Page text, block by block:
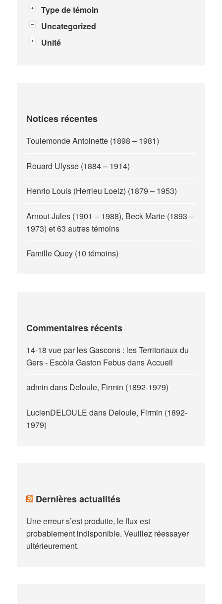
Type de témoin
Uncategorized
Unité
Notices récentes
Toulemonde Antoinette (1898 – 1981)
Rouard Ulysse (1884 – 1914)
Henrio Louis (Herrieu Loeiz) (1879 – 1953)
Arnout Jules (1901 – 1988), Beck Marie (1893 –
1973) et 63 autres témoins
Famille Quey (10 témoins)
Commentaires récents
14-18 vue par les Gascons : les Territoriaux du
Gers - Escòla Gaston FebusdansAccueil
admin dans Deloule, Firmin (1892-1979)
LucienDELOULE dans Deloule, Firmin (1892-
1979)
Dernières actualités
Une erreur s’est produite, le flux est
probablement indisponible. Veuillez réessayer
ultérieurement.